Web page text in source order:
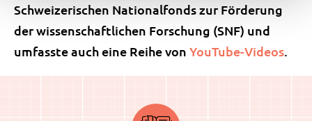
Schweizerischen Nationalfonds zur Förderung
der wissenschaftlichen Forschung (SNF) und
umfasste auch eine Reihe von YouTube-Videos